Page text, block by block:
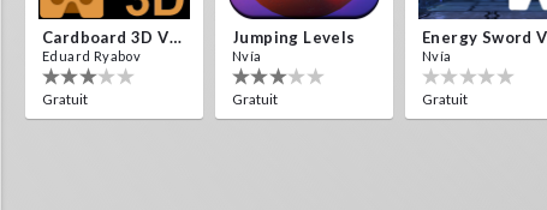
Cardboard 3D VR Space FPS Game
Eduard Ryabov
Gratuit
Jumping Levels
Nvía
Gratuit
Energy Sword
Nvía
Gratuit